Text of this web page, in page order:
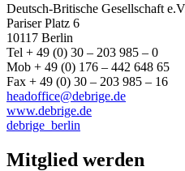
Deutsch-Britische Gesellschaft
Pariser Platz 6
10117 Berlin
Tel + 49 (0) 30 – 203 985 – 0
Mob + 49 (0) 176 – 442 648 65
Fax + 49 (0) 30 – 203 985 – 16
headoffice@debrige.de
www.debrige.de
debrige_berlin
Mitglied werden